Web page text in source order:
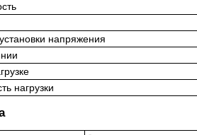
напряжения
нагрузки